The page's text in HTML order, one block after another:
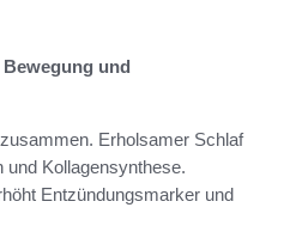
und
Erholsamer Schlaf
und Kollagensynthese.
Entzündungsmarker und